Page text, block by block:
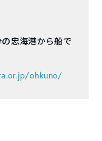
の忠海港から船で
ohkuno/